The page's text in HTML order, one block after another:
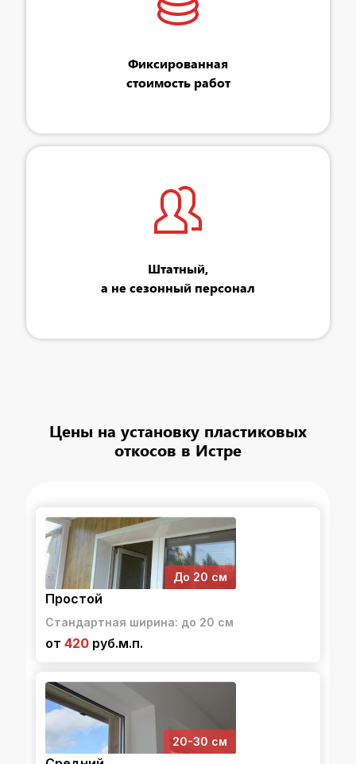
Фиксированная
стоимость работ
Штатный,
а не сезонный персонал
Цены на установку пластиковых
откосов в Истре
До 20 см
Простой
Стандартная ширина: до 20 см
от 420руб.м.п.
20-30 см